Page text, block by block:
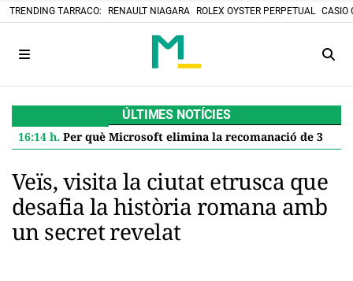
TRENDING TARRACO: RENAULT NIAGARA ROLEX OYSTER PERPETUAL CASIO
ÚLTIMES NOTÍCIES
16:14 h. Per què Microsoft elimina la recomanació de 32 GB de RAM per a Windows 11 i què significa per a tu
Veïs, visita la ciutat etrusca que
desafia la història romana amb
un secret revelat